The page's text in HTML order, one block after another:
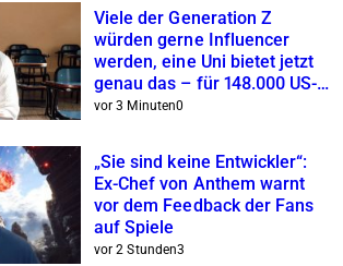
Viele der Generation Z
würden gerne Influencer
werden, eine Uni bietet jetzt
genau das – für 148.000 US-
Dollar
vor 3 Minuten0
„Sie sind keine Entwickler“:
Ex-Chef von Anthem warnt
vor dem Feedback der Fans
auf Spiele
vor 2 Stunden3